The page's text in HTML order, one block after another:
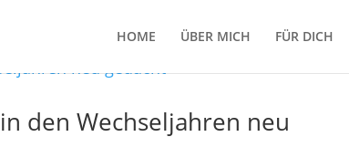
HOME ÜBER MICH FÜR DICH
den Wechseljahren neu